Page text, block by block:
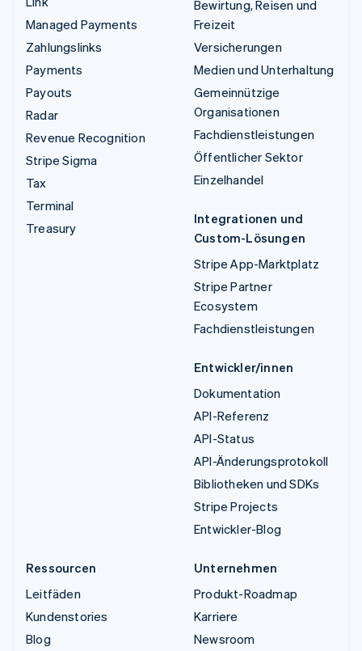
Managed Payments
Zahlungslinks
Payments
Payouts
Radar
Revenue Recognition
Stripe Sigma
Tax
Terminal
Treasury
Bewirtung, Reisen und
Freizeit
Versicherungen
Medien und Unterhaltung
Gemeinnützige
Organisationen
Fachdienstleistungen
Öffentlicher Sektor
Einzelhandel
Integrationen und
Custom-Lösungen
Stripe App-Marktplatz
Stripe Partner
Ecosystem
Fachdienstleistungen
Entwickler/innen
Dokumentation
API-Referenz
API-Status
API-Änderungsprotokoll
Bibliotheken und SDKs
Stripe Projects
Entwickler-Blog
Ressourcen
Leitfäden
Kundenstories
Blog
Unternehmen
Produkt-Roadmap
Karriere
Newsroom